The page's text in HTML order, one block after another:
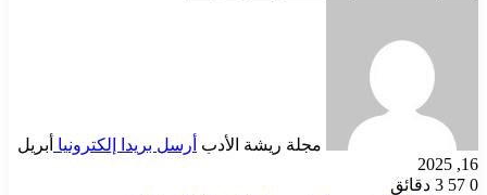
مجلة ريشة الأدب أرسل بريدا إلكترونيا أبريل
16, 2025
0
3 دقائق